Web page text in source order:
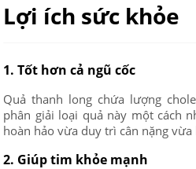
Lợi ích sức khỏe
1. Tốt hơn cả ngũ cốc
Quả thanh long chứa lượng
phân giải loại quả này một cách
hoàn hảo vừa duy trì cân nặng
2. Giúp tim khỏe mạnh